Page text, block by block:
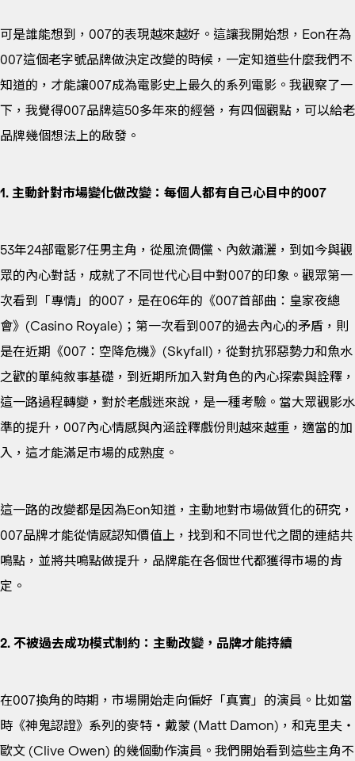
可是誰能想到，007的表現越來越好。這讓我開始想，Eon在為
007這個老字號品牌做決定改變的時候，一定知道些什麼我們不
知道的，才能讓007成為電影史上最久的系列電影。我觀察了一
下，我覺得007品牌這50多年來的經營，有四個觀點，可以給老
品牌幾個想法上的啟發。
1. 主動針對市場變化做改變：每個人都有自己心目中的007
53年24部電影7任男主角，從風流倜儻、內斂瀟灑，到如今與觀
眾的內心對話，成就了不同世代心目中對007的印象。觀眾第一
次看到「專情」的007，是在06年的《007首部曲：皇家夜總
會》(Casino Royale)；第一次看到007的過去內心的矛盾，則
是在近期《007：空降危機》(Skyfall)，從對抗邪惡勢力和魚水
之歡的單純敘事基礎，到近期所加入對角色的內心探索與詮釋，
這一路過程轉變，對於老戲迷來說，是一種考驗。當大眾觀影水
準的提升，007內心情感與內涵詮釋戲份則越來越重，適當的加
入，這才能滿足市場的成熟度。
這一路的改變都是因為Eon知道，主動地對市場做質化的研究，
007品牌才能從情感認知價值上，找到和不同世代之間的連結共
鳴點，並將共鳴點做提升，品牌能在各個世代都獲得市場的肯
定。
2. 不被過去成功模式制約：主動改變，品牌才能持續
在007換角的時期，市場開始走向偏好「真實」的演員。比如當
時《神鬼認證》系列的麥特‧戴蒙 (Matt Damon)，和克里夫‧
歐文 (Clive Owen) 的幾個動作演員。我們開始看到這些主角不